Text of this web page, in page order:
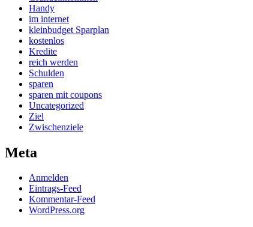
Handy
im internet
kleinbudget Sparplan
kostenlos
Kredite
reich werden
Schulden
sparen
sparen mit coupons
Uncategorized
Ziel
Zwischenziele
Meta
Anmelden
Eintrags-Feed
Kommentar-Feed
WordPress.org